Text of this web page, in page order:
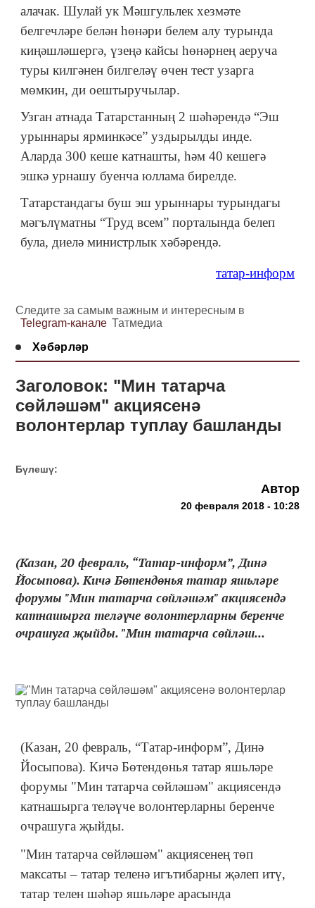
алачак. Шулай ук Мәшгульлек хезмәте
белгечләре белән һөнәри белем алу турында
киңәшләшергә, үзеңә кайсы һөнәрнең аеруча
туры килгәнен билгеләү өчен тест узарга
мөмкин, ди оештыручылар.
Узган атнада Татарстанның 2 шәһәрендә “Эш
урыннары ярминкәсе” уздырылды инде.
Аларда 300 кеше катнашты, һәм 40 кешегә
эшкә урнашу буенча юллама бирелде.
Татарстандагы буш эш урыннары турындагы
мәгълүматны “Труд всем” порталында белеп
була, диелә министрлык хәбәрендә.
татар-информ
Следите за самым важным и интересным в
Telegram-канале Татмедиа
Хәбәрләр
Заголовок: "Мин татарча
сөйләшәм" акциясенә
волонтерлар туплау башланды
Бүлешү:
Автор
20 февраля 2018 - 10:28
(Казан, 20 февраль, “Татар-информ”, Динә
Йосыпова). Кичә Бөтендөнья татар яшьләре
форумы "Мин татарча сөйләшәм" акциясендә
катнашырга теләүче волонтерларны беренче
очрашуга җыйды. "Мин татарча сөйләш...
(Казан, 20 февраль, “Татар-информ”, Динә
Йосыпова). Кичә Бөтендөнья татар яшьләре
форумы "Мин татарча сөйләшәм" акциясендә
катнашырга теләүче волонтерларны беренче
очрашуга җыйды.
"Мин татарча сөйләшәм" акциясенең төп
максаты – татар теленә игътибарны җәлеп итү,
татар телен шәһәр яшьләре арасында